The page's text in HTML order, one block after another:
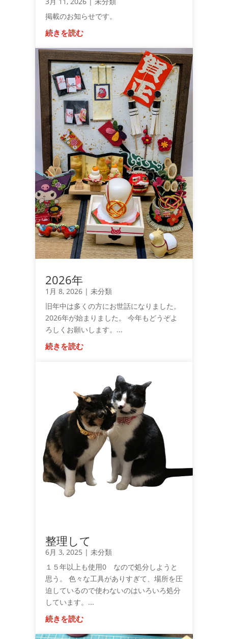
掲載のお知らせです。
続きを読む
2026年
1月 8, 2026| 未分類
旧年中は多くの方にお世話になりました。
2026年が始まりました。 今年もどうぞよ
ろしくお願いします。...
続きを読む
整理して
6月 3, 2025 | 未分類
１５年以上も使用0 なので処分しようと
思う。 色々な工具がありすぎて、場所を圧
迫しているので使わないのはいろいろ処分
しています。...
続きを読む